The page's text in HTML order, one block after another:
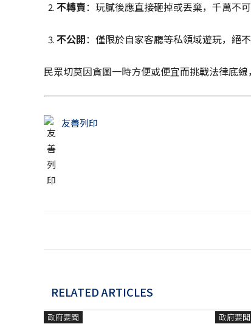
不轉賣：玩膩後應直接砸掉或丟棄，千萬不
不公開：僅限於自家客廳等私領域遊玩，絕
民眾切莫因貪圖一時方便或便宜而挑戰法律底
友善列印
RELATED ARTICLES
政府要聞 政府要聞